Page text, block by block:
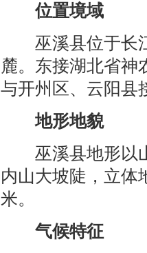
位置境域
巫溪县位于长江
麓。东接湖北省神
与开州区、云阳县
地形地貌
巫溪县地形以山
内山大坡陡，立体
米。
气候特征